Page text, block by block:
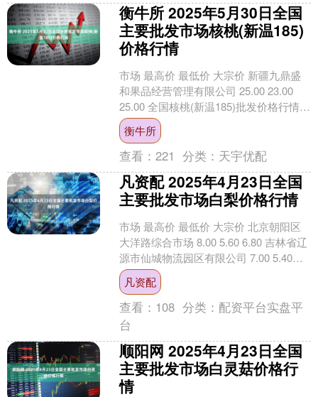
衡牛所 2025年5月30日全国
主要批发市场核桃(新温185)
价格行情
市场 最高价 最低价 大宗价 新疆九鼎盛
和果品经营管理有限公司 25.00 23.00
25.00 全国核桃(新温185)批发价格行情走
势分析衡牛所 从今日全国....
衡牛所
查看：221 分类： 天宇优配
凡资配 2025年4月23日全国
主要批发市场白梨价格行情
市场 最高价 最低价 大宗价 北京朝阳区
大洋路综合市场 8.00 5.60 6.80 吉林省辽
源市仙城物流园区有限公司 7.00 5.40
6.00 广东汕头农....
凡资配
查看： 108 分类： 配资平台实盘平
台
顺阳网 2025年4月23日全国
主要批发市场白灵菇价格行
情